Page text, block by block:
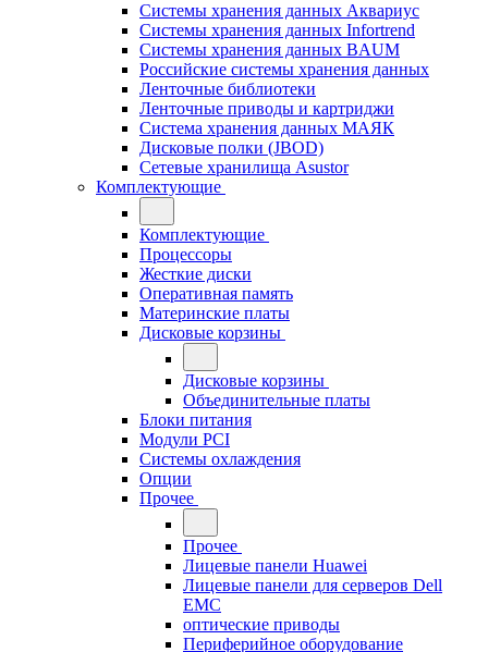
Системы хранения данных Аквариус
Системы хранения данных Infortrend
Системы хранения данных BAUM
Российские системы хранения данных
Ленточные библиотеки
Ленточные приводы и картриджи
Система хранения данных МАЯК
Дисковые полки (JBOD)
Сетевые хранилища Asustor
Комплектующие
Комплектующие
Процессоры
Жесткие диски
Оперативная память
Материнские платы
Дисковые корзины
Дисковые корзины
Объединительные платы
Блоки питания
Модули PCI
Системы охлаждения
Опции
Прочее
Прочее
Лицевые панели Huawei
Лицевые панели для серверов Dell
EMC
оптические приводы
Периферийное оборудование